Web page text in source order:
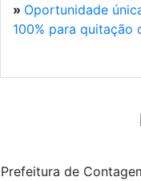
» Oportunidade
100% para quitação
Prefeitura de